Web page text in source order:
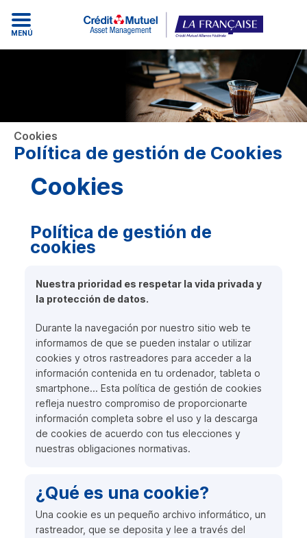
MENÚ
Cookies
Política de gestión de Cookies
Cookies
Política de gestión de
cookies
Nuestra prioridad es respetar la vida privada y
la protección de datos.
Durante la navegación por nuestro sitio web te
informamos de que se pueden instalar o utilizar
cookies y otros rastreadores para acceder a la
información contenida en tu ordenador, tableta o
smartphone... Esta política de gestión de cookies
refleja nuestro compromiso de proporcionarte
información completa sobre el uso y la descarga
de cookies de acuerdo con tus elecciones y
nuestras obligaciones normativas.
¿Qué es una cookie?
Una cookie es un pequeño archivo informático, un
rastreador, que se deposita y lee a través del